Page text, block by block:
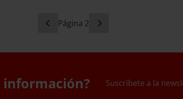
2
información? Suscríbete a la